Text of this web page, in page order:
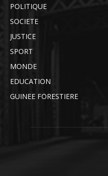
POLITIQUE
SOCIETE
JUSTICE
SPORT
MONDE
EDUCATION
GUINEE FORESTIERE